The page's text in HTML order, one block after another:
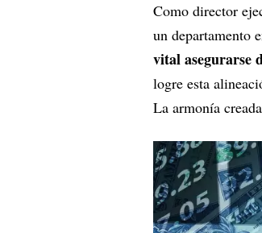
Como director
un departamento
vital asegurarse
logre esta
La armonía